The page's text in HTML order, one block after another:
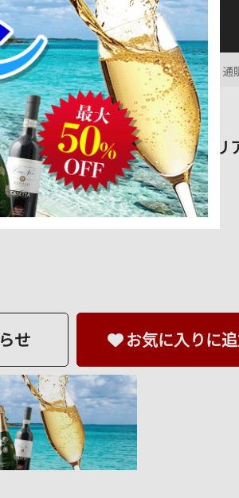
のHPをご確認下さい。
リア プーリア 赤ワイン フルボディ 750ml 通
イン・ピープル 2023年 イタリ
せ お気に入りに